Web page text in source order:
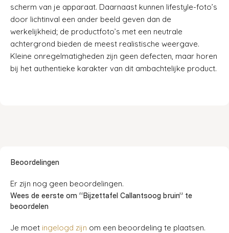
scherm van je apparaat. Daarnaast kunnen lifestyle-foto’s
door lichtinval een ander beeld geven dan de
werkelijkheid; de productfoto’s met een neutrale
achtergrond bieden de meest realistische weergave.
Kleine onregelmatigheden zijn geen defecten, maar horen
bij het authentieke karakter van dit ambachtelijke product.
Beoordelingen
Er zijn nog geen beoordelingen.
Wees de eerste om “Bijzettafel Callantsoog bruin” te
beoordelen
Je moet ingelogd zijn om een beoordeling te plaatsen.